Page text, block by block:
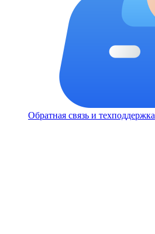
Обратная связь и техподдержка